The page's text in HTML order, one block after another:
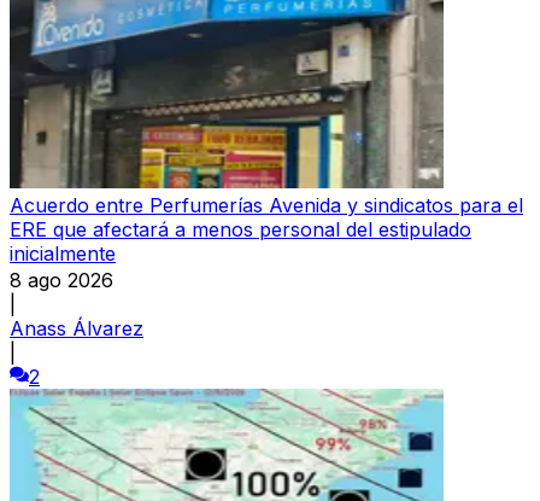
Acuerdo entre Perfumerías Avenida y sindicatos para el
ERE que afectará a menos personal del estipulado
inicialmente
8 ago 2026
Anass Álvarez
2